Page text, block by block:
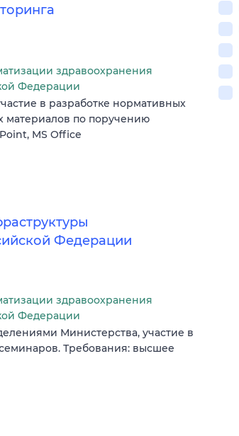
здравоохранения
Федерации
в разработке нормативных
материалов по поручению
MS Office
Федерации
здравоохранения
Федерации
Министерства, участие в
Требования: высшее